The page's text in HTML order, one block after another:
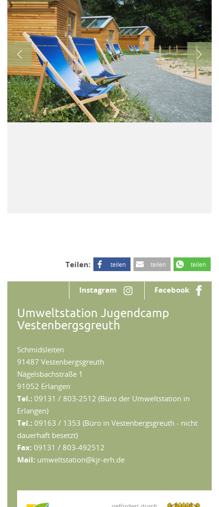
Teilen: teilen teilen teilen
Instagram Facebook
Umweltstation Jugendcamp
Vestenbergsgreuth
Schmidsleiten
91487 Vestenbergsgreuth
Nägelsbachstraße 1
91052 Erlangen
Tel.: 09131 / 803-2512 (Büro der Umweltstation in
Erlangen)
Tel.: 09163 / 1353 (Büro in Vestenbergsgreuth - nicht
dauerhaft besetzt)
Fax: 09131 / 803-492512
Mail: umweltstation@kjr-erh.de